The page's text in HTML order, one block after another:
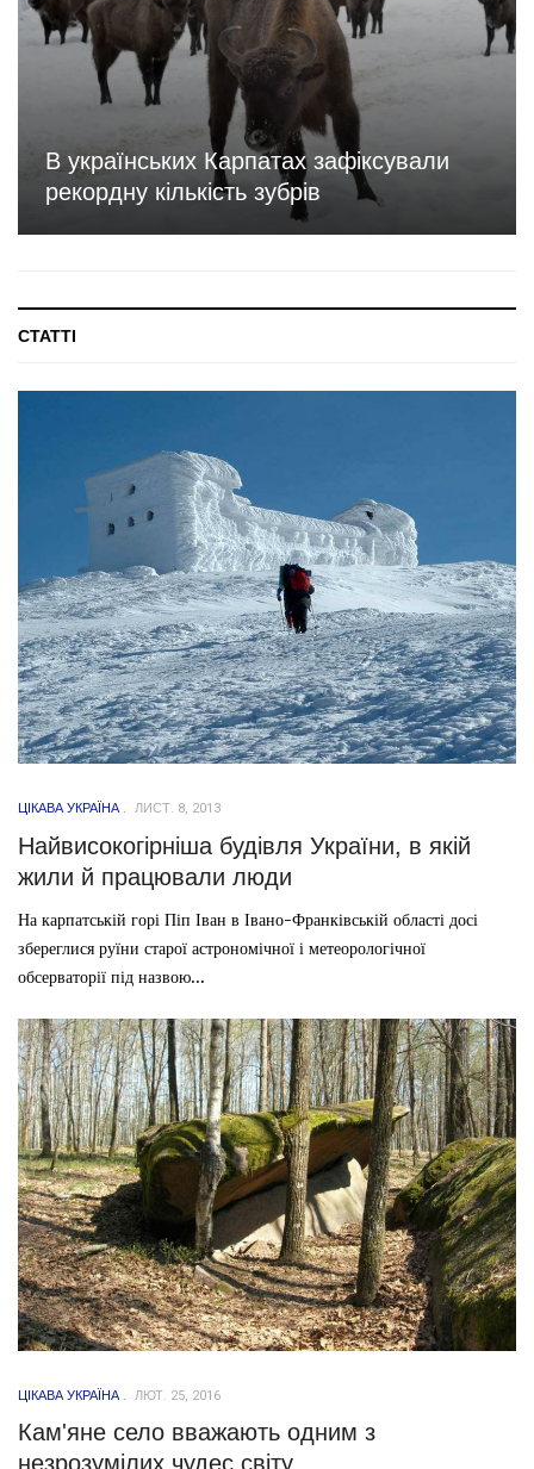
В українських Карпатах зафіксували
рекордну кількість зубрів
СТАТТІ
ЦІКАВА УКРАЇНА ЛИСТ. 8, 2013
Найвисокогірніша будівля України, в якій
жили й працювали люди
На карпатській горі Піп Іван в Івано-Франківській області досі
збереглися руїни старої астрономічної і метеорологічної
обсерваторії під назвою...
ЦІКАВА УКРАЇНА ЛЮТ. 25, 2016
Кам'яне село вважають одним з
незрозумілих чудес світу